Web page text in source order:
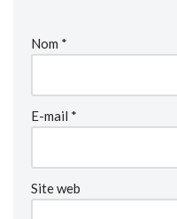
Nom *
E-mail *
Site web